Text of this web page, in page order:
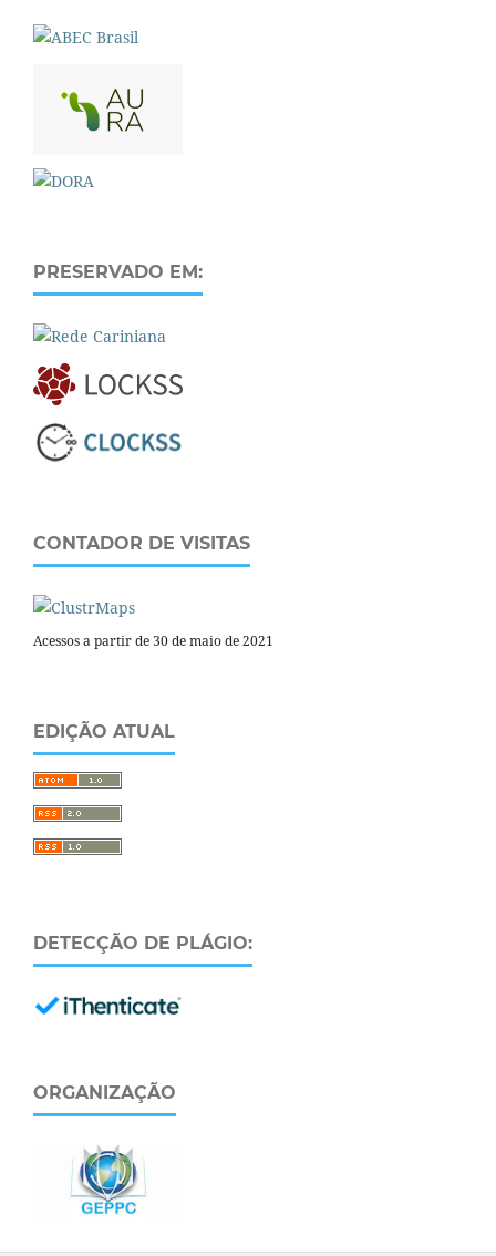
PRESERVADO EM:
CONTADOR DE VISITAS
Acessos a partir de 30 de maio de 2021
EDIÇÃO ATUAL
DETECÇÃO DE PLÁGIO:
ORGANIZAÇÃO